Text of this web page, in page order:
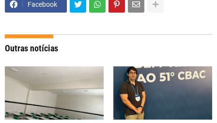
Facebook
Outras notícias